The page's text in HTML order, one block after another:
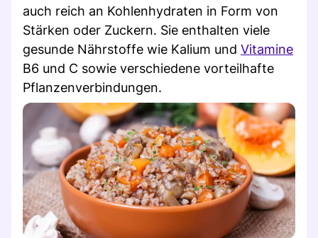
auch reich an Kohlenhydraten in Form von
Stärken oder Zuckern. Sie enthalten viele
gesunde Nährstoffe wie Kalium und Vitamine
B6 und C sowie verschiedene vorteilhafte
Pflanzenverbindungen.